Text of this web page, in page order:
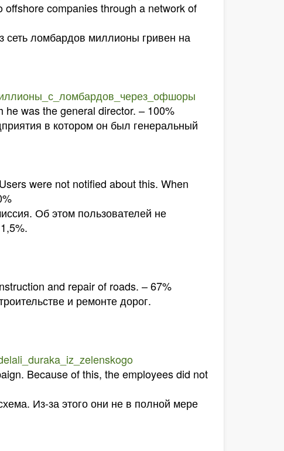
companies through a network of
ломбардов миллионы гривен на
was the general director. – 100%
в котором он был генеральный
were not notified about this. When
Об этом пользователей не
and repair of roads. – 67%
и ремонте дорог.
Because of this, the employees did not
Из-за этого они не в полной мере